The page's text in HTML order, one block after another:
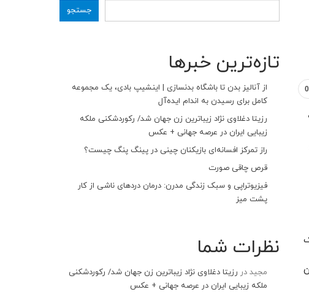
0
جستجو
تازه‌ترین خبرها
از آنالیز بدن تا باشگاه بدنسازی | اینشیپ بادی، یک مجموعه
کامل برای رسیدن به اندام ایده‌آل
رزیتا دغلاوی نژاد زیباترین زن جهان شد/ رکوردشکنی ملکه
زیبایی ایران در عرصه جهانی + عکس
راز تمرکز افسانه‌ای بازیکنان چینی در پینگ پنگ چیست؟
قرص چاقی صورت
فیزیوتراپی و سبک زندگی مدرن: درمان دردهای ناشی از کار
پشت میز
نظرات شما
مجیددر رزیتا دغلاوی نژاد زیباترین زن جهان شد/ رکوردشکنی
ملکه زیبایی ایران در عرصه جهانی + عکس